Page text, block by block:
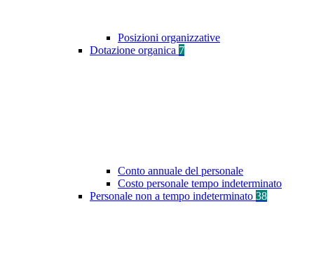
Posizioni organizzative
Dotazione organica 7
Conto annuale del personale
Costo personale tempo indeterminato
Personale non a tempo indeterminato 38